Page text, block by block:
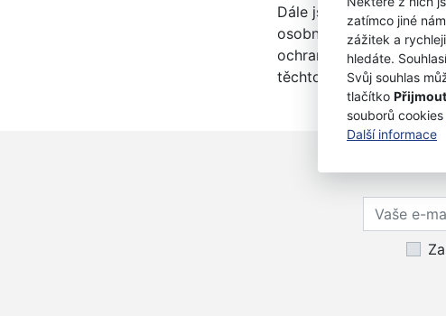
zatímco jiné
zážitek a
hledáte.
Svůj souhlas
tlačítko
souborů cookies
Další informace
Dále jsem byl(a)
osobních údajů je
ochraně fyzických osob
těchto údajů, můžu